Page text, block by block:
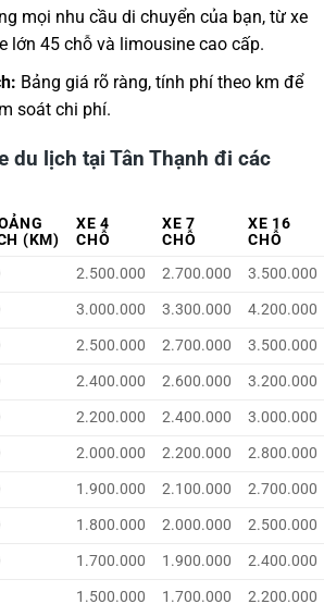
mọi nhu cầu di chuyển của bạn, từ xe
lớn 45 chỗ và limousine cao cấp.
Bảng giá rõ ràng, tính phí theo km để
soát chi phí.
du lịch tại Tân Thạnh đi các
(KM)
XE 4
CHỖ
XE 7
CHỖ
XE 16
CHỖ
2.500.000 2.700.000
3.500.000
3.000.000 3.300.000
4.200.000
2.500.000 2.700.000
3.500.000
2.400.000 2.600.000
3.200.000
2.200.000 2.400.000
3.000.000
2.000.000 2.200.000
2.800.000
1.900.000 2.100.000
2.700.000
1.800.000 2.000.000
2.500.000
1.700.000 1.900.000
2.400.000
1.500.000 1.700.000
2.200.000